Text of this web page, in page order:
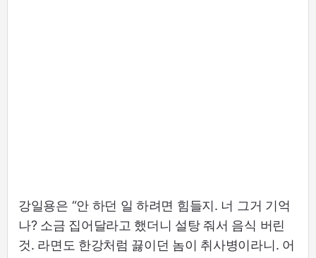
강일용은 “안 하던 일 하려면 힘들지. 너 그거 기억
나? 소금 집어달라고 했더니 설탕 줘서 음식 버린
것. 라면도 한강처럼 끓이던 놈이 취사병이라니. 어